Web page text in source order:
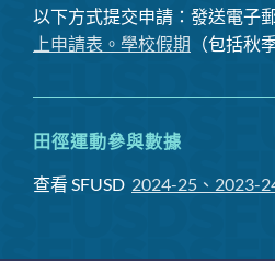
以下方式提交申請：發送電子
上申請表。 學校假期 （包括秋
田徑運動參與數據
查看 SFUSD 2024-25、2023-